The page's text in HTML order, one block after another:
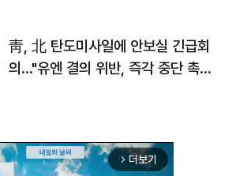
靑, 北 탄도미사일에 안보실 긴급회
의…"유엔 결의 위반, 즉각 중단 촉
arrow_forward_ios 더보기